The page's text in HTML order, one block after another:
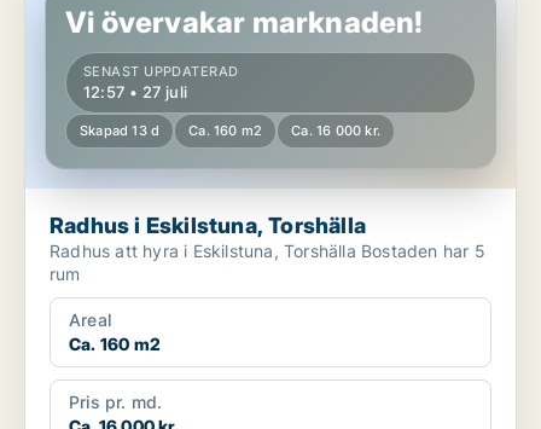
Vi övervakar marknaden!
SENAST UPPDATERAD
12:57 • 27 juli
Skapad 13 d Ca. 160 m2 Ca. 16 000 kr.
Radhus i Eskilstuna, Torshälla
Radhus att hyra i Eskilstuna, Torshälla Bostaden har 5
rum
Areal
Ca. 160 m2
Pris pr. md.